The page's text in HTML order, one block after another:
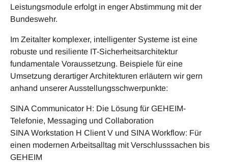
Leistungsmodule erfolgt in enger Abstimmung mit der
Bundeswehr.
Im Zeitalter komplexer, intelligenter Systeme ist eine
robuste und resiliente IT-Sicherheitsarchitektur
fundamentale Voraussetzung. Beispiele für eine
Umsetzung derartiger Architekturen erläutern wir gern
anhand unserer Ausstellungsschwerpunkte:
SINA Communicator H: Die Lösung für GEHEIM-
Telefonie, Messaging und Collaboration
SINA Workstation H Client V und SINA Workflow: Für
einen modernen Arbeitsalltag mit Verschlusssachen bis
GEHEIM